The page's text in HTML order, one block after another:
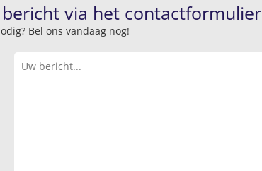
via het
Bel ons vandaag nog!